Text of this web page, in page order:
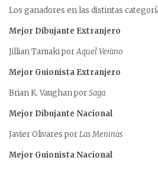
Los ganadores en las distintas
Mejor Dibujante Extranjero
Jillian Tamaki porAquel Verano
Mejor Guionista Extranjero
Brian K. Vaughan porSaga
Mejor Dibujante Nacional
Javier Olivares porLas Meninas
Mejor Guionista Nacional